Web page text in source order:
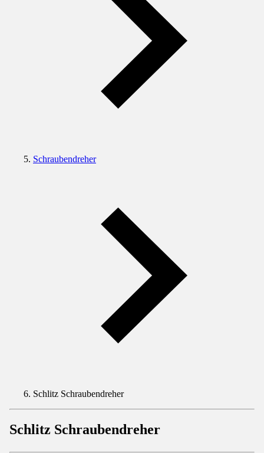
Schraubendreher
Schlitz Schraubendreher
Schlitz Schraubendreher